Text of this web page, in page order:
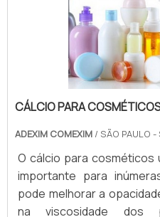
informações!.
CÁLCIO PARA
ADEXIM COMEXIM / SÃO PAULO -
O cálcio para cosméticos
importante para
pode melhorar a
na viscosidade dos